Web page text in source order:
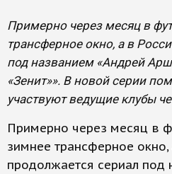
Примерно через месяц в
трансферное окно, а в
под названием «Андрей
«Зенит»». В новой серии
участвуют ведущие клубы
Примерно через месяц в
зимнее трансферное окно,
продолжается сериал под